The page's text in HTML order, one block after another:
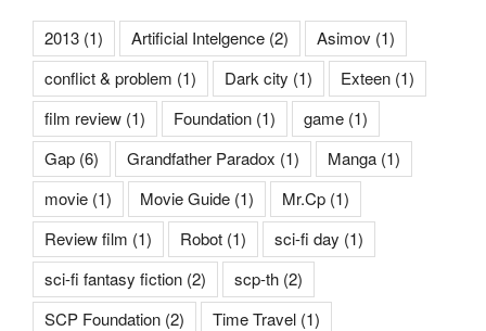
2013 (1) Artificial Intelgence (2) Asimov (1)
conflict & problem (1) Dark city (1) Exteen (1)
film review (1) Foundation (1) game (1)
Gap (6) Grandfather Paradox (1) Manga (1)
movie (1) Movie Guide (1) Mr.Cp (1)
Review film (1) Robot (1) sci-fi day (1)
sci-fi fantasy fiction (2) scp-th (2)
SCP Foundation (2) Time Travel (1)